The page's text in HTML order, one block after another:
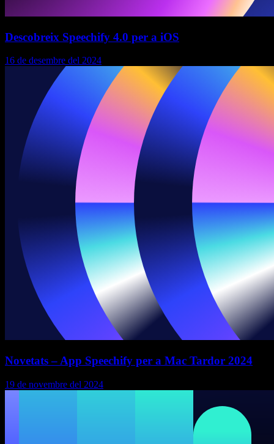
Descobreix Speechify 4.0 per a iOS
16 de desembre del 2024
Novetats – App Speechify per a Mac Tardor 2024
19 de novembre del 2024